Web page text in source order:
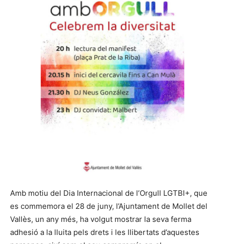
Amb motiu del Dia Internacional de l’Orgull LGTBI+, que
es commemora el 28 de juny, l’Ajuntament de Mollet del
Vallès, un any més, ha volgut mostrar la seva ferma
adhesió a la lluita pels drets i les llibertats d’aquestes